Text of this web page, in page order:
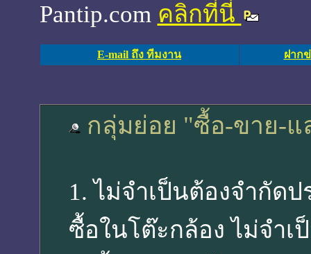
Pantip.com คลิกที่นี่
E-mail ถึง ทีมงาน ฝาก
กลุ่มย่อย "ซื้อ-ขาย-แ
1. ไม่จำเป็นต้องจำกัด
ซื้อในโต๊ะกล้อง ไม่จำเ